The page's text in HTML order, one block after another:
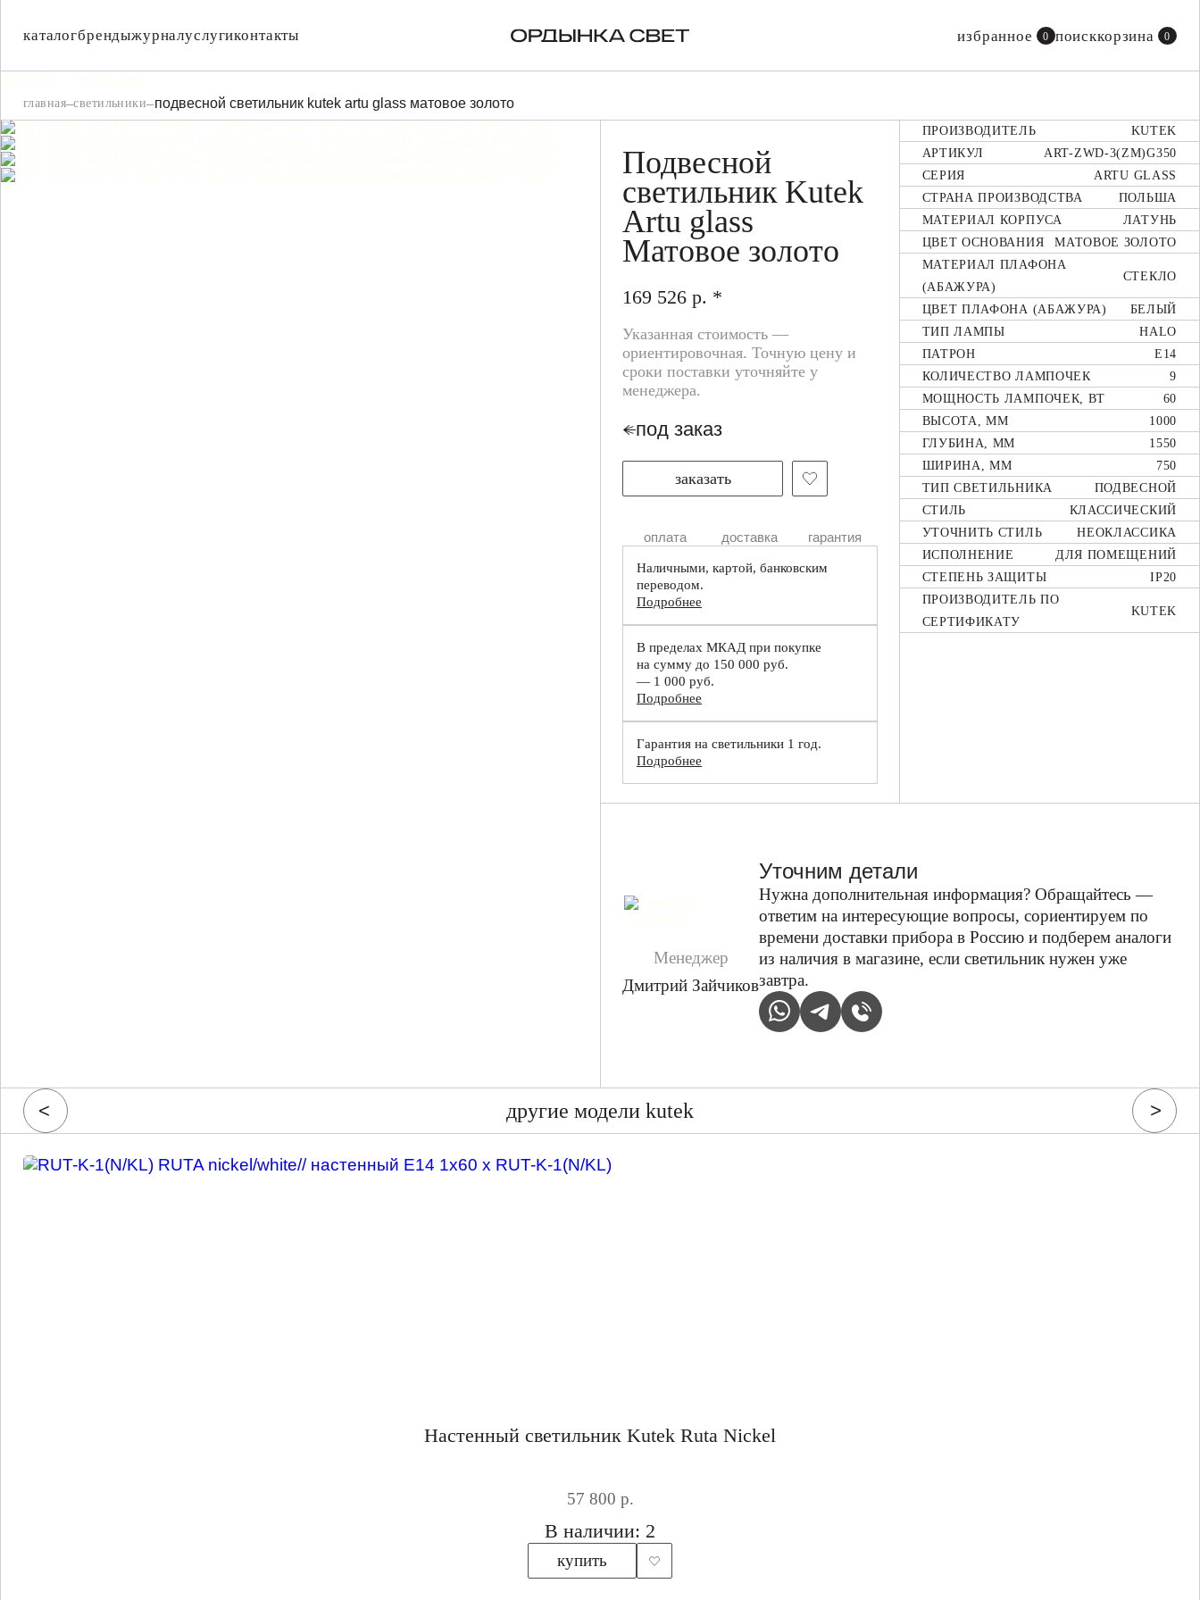
смотреть все бренды
IL PARALUME MARINA
все бренды
каталогбрендыжурналуслугиконтакты избранное 0 поисккорзина 0
главная–светильники–подвесной светильник kutek artu glass матовое золото
Подвесной
светильник Kutek
Artu glass
Матовое золото
169 526 р. *
Указанная стоимость —
ориентировочная. Точную цену и
сроки поставки уточняйте у
менеджера.
под заказ
заказать
оплата доставка гарантия
Наличными, картой, банковским
переводом.
Подробнее
В пределах МКАД при покупке
на сумму до 150 000 руб.
— 1 000 руб.
Подробнее
Гарантия на светильники 1 год.
Подробнее
ПРОИЗВОДИТЕЛЬ
KUTEK
АРТИКУЛ
ART-ZWD-3(ZM)G350
СЕРИЯ
ARTU GLASS
СТРАНА ПРОИЗВОДСТВА
ПОЛЬША
МАТЕРИАЛ КОРПУСА
ЛАТУНЬ
ЦВЕТ ОСНОВАНИЯ
МАТОВОЕ ЗОЛОТО
МАТЕРИАЛ ПЛАФОНА
(АБАЖУРА)
СТЕКЛО
ЦВЕТ ПЛАФОНА (АБАЖУРА)
БЕЛЫЙ
ТИП ЛАМПЫ
HALO
ПАТРОН
E14
КОЛИЧЕСТВО ЛАМПОЧЕК
9
МОЩНОСТЬ ЛАМПОЧЕК, ВТ
60
ВЫСОТА, ММ
1000
ГЛУБИНА, ММ
1550
ШИРИНА, ММ
750
ТИП СВЕТИЛЬНИКА
ПОДВЕСНОЙ
СТИЛЬ
КЛАССИЧЕСКИЙ
УТОЧНИТЬ СТИЛЬ
НЕОКЛАССИКА
ИСПОЛНЕНИЕ
ДЛЯ ПОМЕЩЕНИЙ
СТЕПЕНЬ ЗАЩИТЫ
IP20
ПРОИЗВОДИТЕЛЬ ПО
СЕРТИФИКАТУ
KUTEK
Менеджер
Дмитрий Зайчиков
Уточним детали
Нужна дополнительная информация? Обращайтесь —
ответим на интересующие вопросы, сориентируем по
времени доставки прибора в Россию и подберем аналоги
из наличия в магазине, если светильник нужен уже
завтра.
другие модели kutek
Настенный светильник Kutek Ruta Nickel
57 800 р.
В наличии: 2
купить